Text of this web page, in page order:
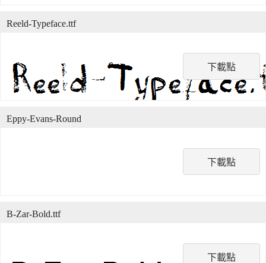
下載點
Reeld-Typeface.ttf
下載點
Eppy-Evans-Round
下載點
B-Zar-Bold.ttf